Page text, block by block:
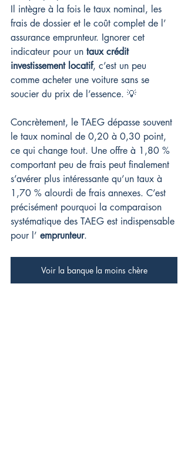
Il intègre à la fois le taux nominal, les
frais de dossier et le coût complet de l’
assurance emprunteur. Ignorer cet
indicateur pour un taux crédit
investissement locatif, c’est un peu
comme acheter une voiture sans se
soucier du prix de l’essence. 💡
Concrètement, le TAEG dépasse souvent
le taux nominal de 0,20 à 0,30 point,
ce qui change tout. Une offre à 1,80 %
comportant peu de frais peut finalement
s’avérer plus intéressante qu’un taux à
1,70 % alourdi de frais annexes. C’est
précisément pourquoi la comparaison
systématique des TAEG est indispensable
pour l’ emprunteur.
Voir la banque la moins chère